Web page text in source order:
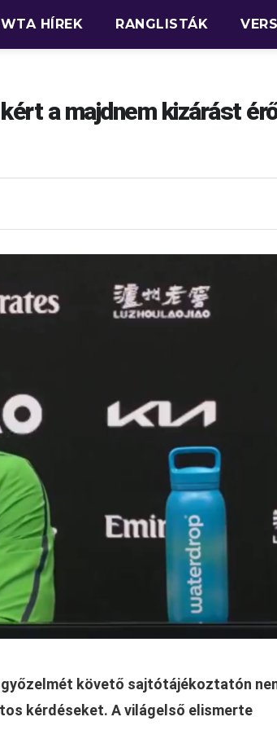
WTA HÍREK RANGLISTÁK
a majdnem kizárást
győzelmét követő sajtótájékoztatón
kérdéseket. A világelső elismerte